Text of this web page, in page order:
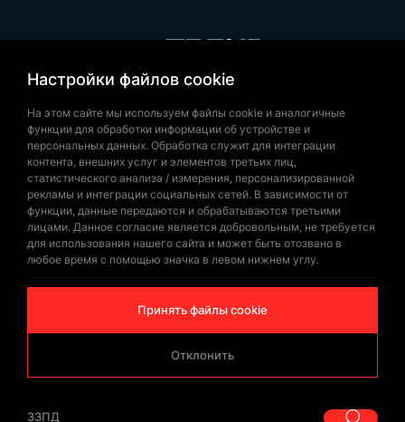
+90 532 646 60 58
(212) 475 28 00
+90 532 577 60 57
bilgi@trendbayrak.com
Uğur Mumcu Mah. Eski Edirne Asfaltı
Cad. No : 554-556 İç Kapı NO: 1
SULTANGAZİ /İSTANBUL
Настройки файлов cookie
На этом сайте мы используем файлы cookie и аналогичные
функции для обработки информации об устройстве и
персональных данных. Обработка служит для интеграции
контента, внешних услуг и элементов третьих лиц,
статистического анализа / измерения, персонализированной
рекламы и интеграции социальных сетей. В зависимости от
функции, данные передаются и обрабатываются третьими
лицами. Данное согласие является добровольным, не требуется
для использования нашего сайта и может быть отозвано в
любое время с помощью значка в левом нижнем углу.
Принять файлы cookie
Отклонить
ЗЗПД